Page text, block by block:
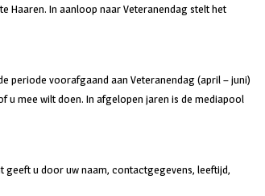
Haaren. In aanloop naar Veteranendag stelt het
periode voorafgaand aan Veteranendag (april – juni)
u mee wilt doen. In afgelopen jaren is de mediapool
geeft u door uw naam, contactgegevens, leeftijd,